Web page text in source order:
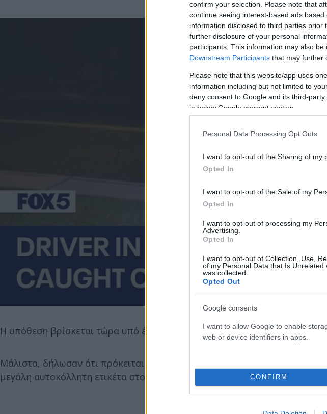
confirm your selection. Please note that
continue seeing interest-based ads
information disclosed to third parties
further disclosure of your personal
participants. This information may also
Downstream Participants that may further
Please note that this website/app uses
information including but not limited to
deny consent to Google and its third-
in below Google consent section.
Personal Data Processing Opt Outs
I want to opt-out of the Sharing of my
Opted In
I want to opt-out of the Sale of my
Opted In
I want to opt-out of processing my
Advertising.
Opted In
I want to opt-out of Collection, Use,
of my Personal Data that Is
was collected.
Opted Out
Google consents
I want to allow Google to enable
web or device identifiers in apps.
CONFIRM
Η υπόθεση βρίσκεται τώρα υπό έρευνα και οι αρχές προσπαθούν να
Μάλιστα, δήλωσαν ότι πρόκειται για ένα γκρι Honda Civic
μεγάλη αυτοκόλλητη ετικέτα στο επάνω μέρος του πίσω παραθύρου.